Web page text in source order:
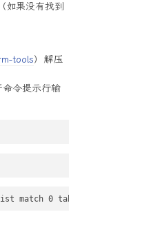
如果没有找到
tools）解压
令提示行输
match 0 table all scope